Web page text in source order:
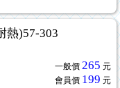
熱)57-303
一般價 265 元
會員價 199 元